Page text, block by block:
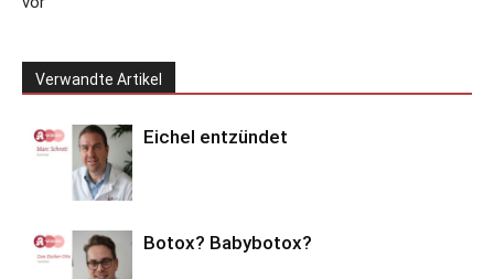
Verwandte Artikel
Eichel entzündet
Botox? Babybotox?